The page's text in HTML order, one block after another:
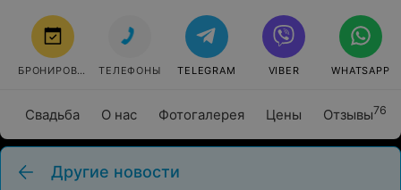
Свадьба О нас Фотогалерея Цены Отзывы76
БРОНИРОВАТЬ ТЕЛЕФОНЫ TELEGRAM VIBER WHATSAPP
Другие новости